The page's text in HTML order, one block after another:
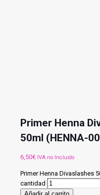
Primer Henna
50ml (HENNA-
6,50€ IVA no Incluido
Primer Henna Divaslashes
cantidad